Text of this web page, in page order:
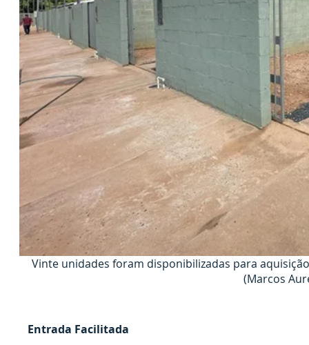
Vinte unidades foram disponibilizadas para
(Marcos
Entrada Facilitada